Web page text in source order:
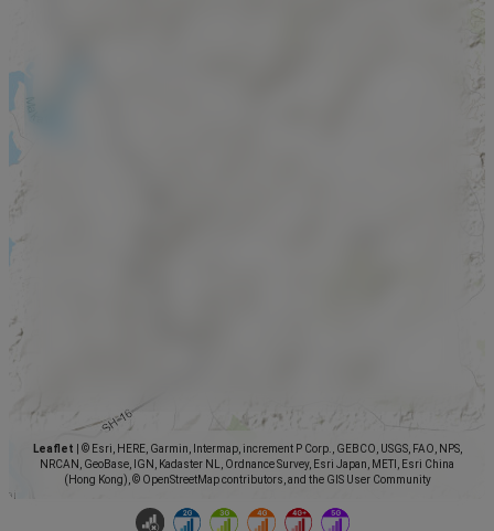
Leaflet
© Esri, HERE, Garmin, Intermap, increment P Corp., GEBCO, USGS, FAO, NPS,
NRCAN, GeoBase, IGN, Kadaster NL, Ordnance Survey, Esri Japan, METI, Esri China
(Hong Kong), © OpenStreetMap contributors, and the GIS User Community